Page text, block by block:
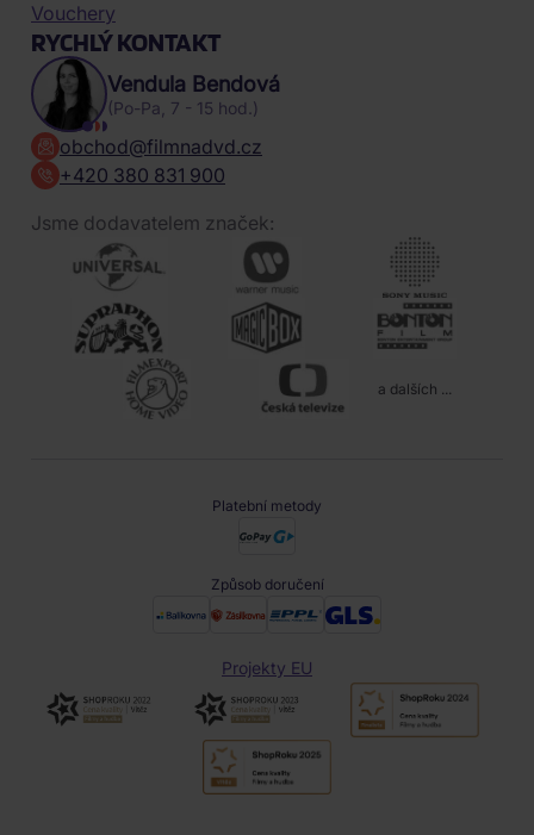
Vouchery
RYCHLÝ KONTAKT
Vendula Bendová
(Po-Pa, 7 - 15 hod.)
obchod@filmnadvd.cz
+420 380 831 900
Jsme dodavatelem značek:
a dalších ...
Platební metody
Způsob doručení
Projekty EU